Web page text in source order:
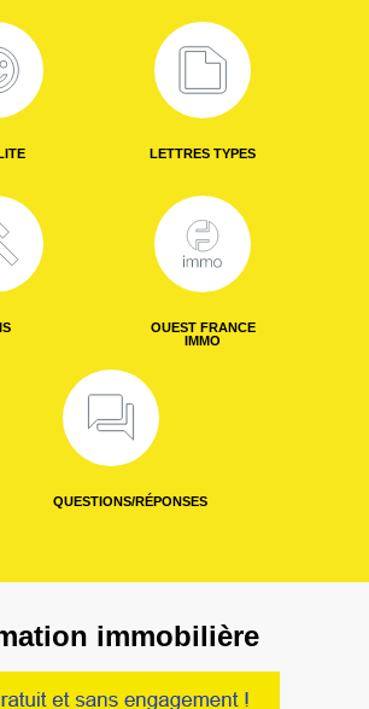
LETTRES TYPES
OUEST FRANCE
IMMO
QUESTIONS/RÉPONSES
immobilière